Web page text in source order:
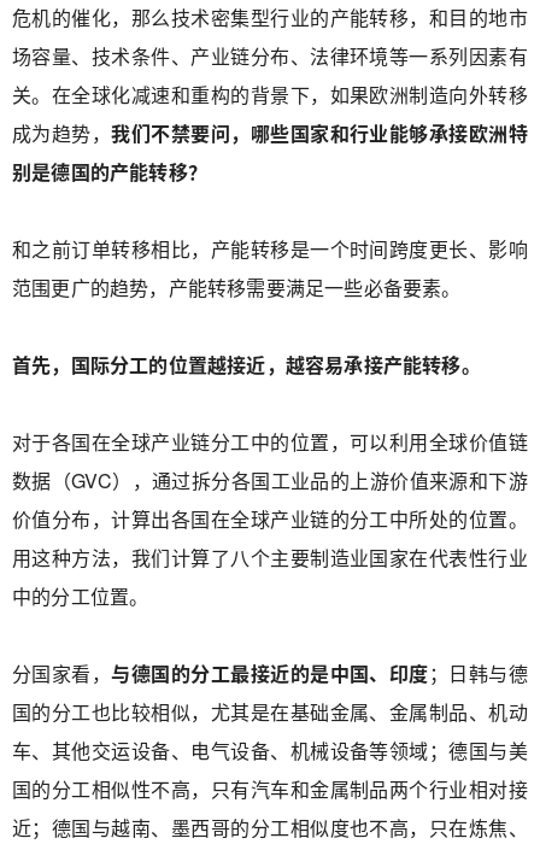
危机的催化，那么技术密集型行业的产能转移，和目的地市
场容量、技术条件、产业链分布、法律环境等一系列因素有
关。在全球化减速和重构的背景下，如果欧洲制造向外转移
成为趋势，我们不禁要问，哪些国家和行业能够承接欧洲特
别是德国的产能转移？
和之前订单转移相比，产能转移是一个时间跨度更长、影响
范围更广的趋势，产能转移需要满足一些必备要素。
首先，国际分工的位置越接近，越容易承接产能转移。
对于各国在全球产业链分工中的位置，可以利用全球价值链
数据（GVC），通过拆分各国工业品的上游价值来源和下游
价值分布，计算出各国在全球产业链的分工中所处的位置。
用这种方法，我们计算了八个主要制造业国家在代表性行业
中的分工位置。
分国家看，与德国的分工最接近的是中国、印度；日韩与德
国的分工也比较相似，尤其是在基础金属、金属制品、机动
车、其他交运设备、电气设备、机械设备等领域；德国与美
国的分工相似性不高，只有汽车和金属制品两个行业相对接
近；德国与越南、墨西哥的分工相似度也不高，只在炼焦、